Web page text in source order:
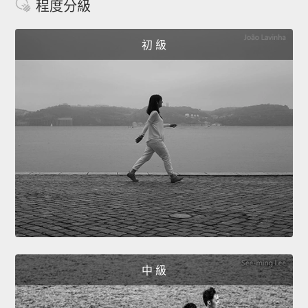
程度分級
初 級
中 級